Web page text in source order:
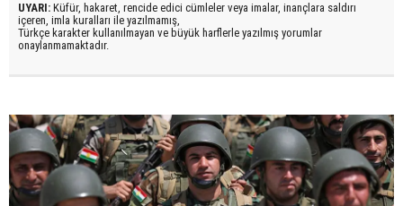
UYARI: Küfür, hakaret, rencide edici cümleler veya imalar, inançlara saldırı
içeren, imla kuralları ile yazılmamış,
Türkçe karakter kullanılmayan ve büyük harflerle yazılmış yorumlar
onaylanmamaktadır.